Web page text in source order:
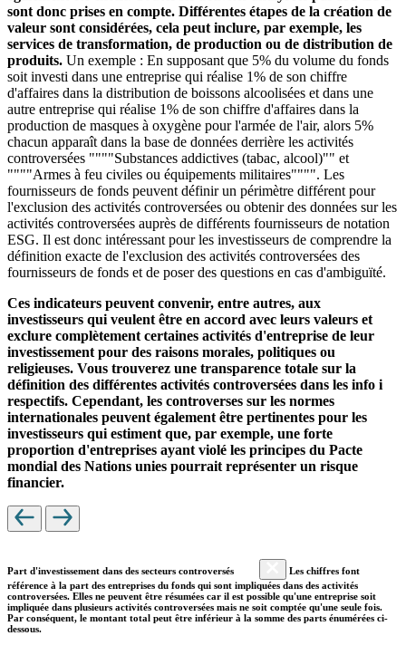
sont donc prises en compte. Différentes étapes de la création de
valeur sont considérées, cela peut inclure, par exemple, les
services de transformation, de production ou de distribution de
produits. Un exemple : En supposant que 5% du volume du fonds
soit investi dans une entreprise qui réalise 1% de son chiffre
d'affaires dans la distribution de boissons alcoolisées et dans une
autre entreprise qui réalise 1% de son chiffre d'affaires dans la
production de masques à oxygène pour l'armée de l'air, alors 5%
chacun apparaît dans la base de données derrière les activités
controversées """"Substances addictives (tabac, alcool)"" et
""""Armes à feu civiles ou équipements militaires"""". Les
fournisseurs de fonds peuvent définir un périmètre différent pour
l'exclusion des activités controversées ou obtenir des données sur les
activités controversées auprès de différents fournisseurs de notation
ESG. Il est donc intéressant pour les investisseurs de comprendre la
définition exacte de l'exclusion des activités controversées des
fournisseurs de fonds et de poser des questions en cas d'ambiguïté.
Ces indicateurs peuvent convenir, entre autres, aux
investisseurs qui veulent être en accord avec leurs valeurs et
exclure complètement certaines activités d'entreprise de leur
investissement pour des raisons morales, politiques ou
religieuses. Vous trouverez une transparence totale sur la
définition des différentes activités controversées dans les info i
respectifs. Cependant, les controverses sur les normes
internationales peuvent également être pertinentes pour les
investisseurs qui estiment que, par exemple, une forte
proportion d'entreprises ayant violé les principes du Pacte
mondial des Nations unies pourrait représenter un risque
financier.
Part d'investissement dans des secteurs controversés
Les chiffres font
référence à la part des entreprises du fonds qui sont impliquées dans des activités
controversées. Elles ne peuvent être résumées car il est possible qu'une entreprise soit
impliquée dans plusieurs activités controversées mais ne soit comptée qu'une seule fois.
Par conséquent, le montant total peut être inférieur à la somme des parts énumérées ci-
dessous.